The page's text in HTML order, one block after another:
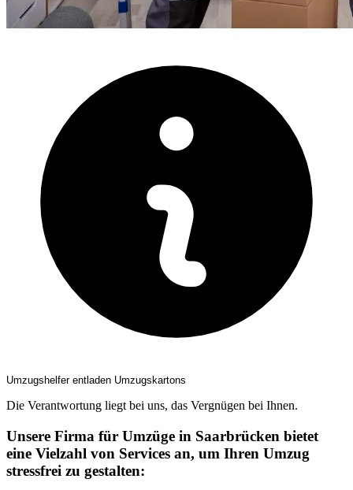
Umzugshelfer entladen Umzugskartons
Die Verantwortung liegt bei uns, das Vergnügen bei Ihnen.
Unsere Firma für Umzüge in Saarbrücken bietet
eine Vielzahl von Services an, um Ihren Umzug
stressfrei zu gestalten: